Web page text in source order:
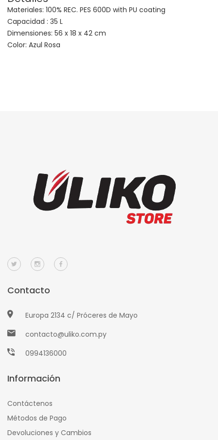
Materiales: 100% REC. PES 600D with PU coating
Capacidad : 35 L
Dimensiones: 56 x 18 x 42 cm
Color: Azul Rosa
Contacto
Europa 2134 c/ Próceres de Mayo
contacto@uliko.com.py
0994136000
Información
Contáctenos
Métodos de Pago
Devoluciones y Cambios